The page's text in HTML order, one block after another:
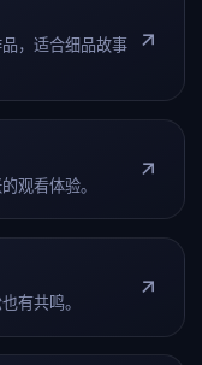
，适合细品故事
观看体验。
有共鸣。